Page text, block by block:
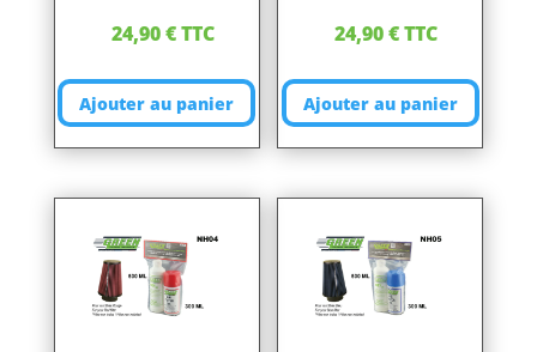
24,90€TTC
Ajouter au panier
24,90€TTC
Ajouter au panier